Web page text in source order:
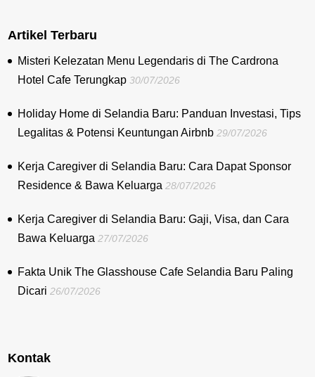
Artikel Terbaru
Misteri Kelezatan Menu Legendaris di The Cardrona
Hotel Cafe Terungkap 30/07/2026
Holiday Home di Selandia Baru: Panduan Investasi, Tips
Legalitas & Potensi Keuntungan Airbnb 29/07/2026
Kerja Caregiver di Selandia Baru: Cara Dapat Sponsor
Residence & Bawa Keluarga 28/07/2026
Kerja Caregiver di Selandia Baru: Gaji, Visa, dan Cara
Bawa Keluarga 27/07/2026
Fakta Unik The Glasshouse Cafe Selandia Baru Paling
Dicari 26/07/2026
Kontak